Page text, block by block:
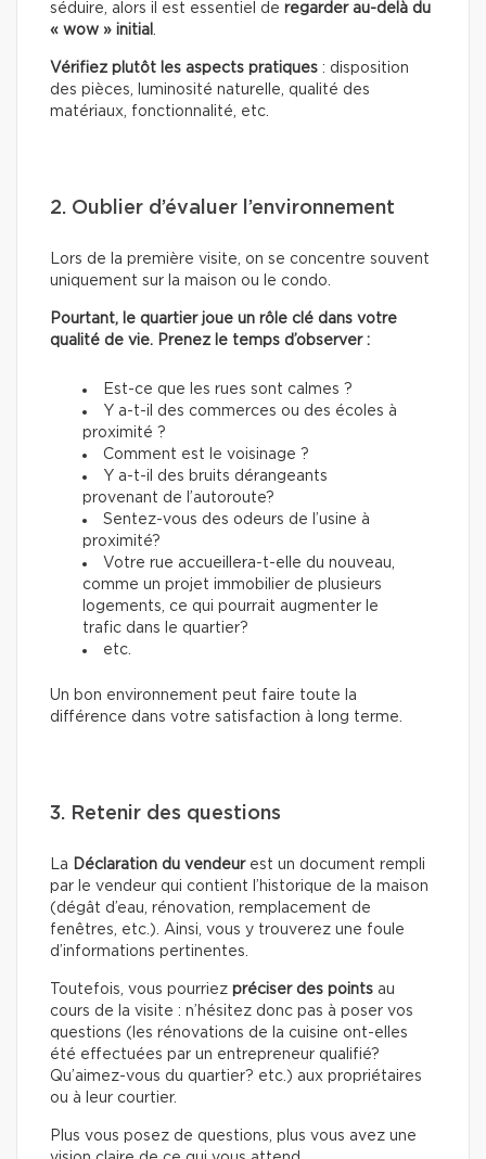
séduire, alors il est essentiel de regarder au-delà du
« wow » initial .
Vérifiez plutôt les aspects pratiques : disposition
des pièces, luminosité naturelle, qualité des
matériaux, fonctionnalité, etc.
2. Oublier d’évaluer l’environnement
Lors de la première visite, on se concentre souvent
uniquement sur la maison ou le condo.
Pourtant, le quartier joue un rôle clé dans votre
qualité de vie. Prenez le temps d’observer :
Est-ce que les rues sont calmes ?
Y a-t-il des commerces ou des écoles à
proximité ?
Comment est le voisinage ?
Y a-t-il des bruits dérangeants
provenant de l’autoroute?
Sentez-vous des odeurs de l’usine à
proximité?
Votre rue accueillera-t-elle du nouveau,
comme un projet immobilier de plusieurs
logements, ce qui pourrait augmenter le
trafic dans le quartier?
etc.
Un bon environnement peut faire toute la
différence dans votre satisfaction à long terme.
3. Retenir des questions
La Déclaration du vendeurest un document rempli
par le vendeur qui contient l’historique de la maison
(dégât d’eau, rénovation, remplacement de
fenêtres, etc.). Ainsi, vous y trouverez une foule
d’informations pertinentes.
Toutefois, vous pourriez préciser des points au
cours de la visite : n’hésitez donc pas à poser vos
questions (les rénovations de la cuisine ont-elles
été effectuées par un entrepreneur qualifié?
Qu’aimez-vous du quartier? etc.) aux propriétaires
ou à leur courtier.
Plus vous posez de questions, plus vous avez une